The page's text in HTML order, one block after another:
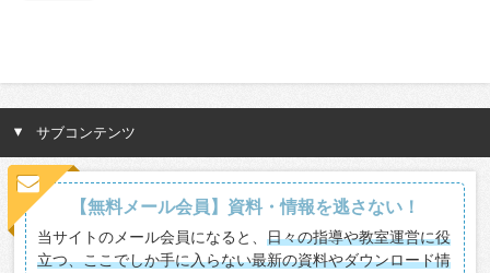
サブコンテンツ
【無料メール会員】資料・情報を逃さない！
当サイトのメール会員になると、日々の指導や教室運営に役
立つ、ここでしか手に入らない最新の資料やダウンロード情